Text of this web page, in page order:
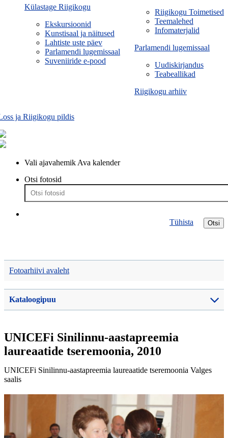
Riigikogu Toimetised
Teemalehed
Infomaterjalid
Parlamendi lugemissaal
Uudiskirjandus
Teabeallikad
Riigikogu arhiiv
Külastage Riigikogu
Ekskursioonid
Kunstisaal ja näitused
Lahtiste uste päev
Parlamendi lugemissaal
Suveniiride e-pood
ja Riigikogu pildis
Vali ajavahemik Ava kalender
Otsi fotosid
Otsi
Tühista
Fotoarhiivi avaleht
Kataloogipuu
UNICEFi Sinilinnu-aastapreemia
laureaatide tseremoonia, 2010
UNICEFi Sinilinnu-aastapreemia laureaatide tseremoonia Valges
saalis